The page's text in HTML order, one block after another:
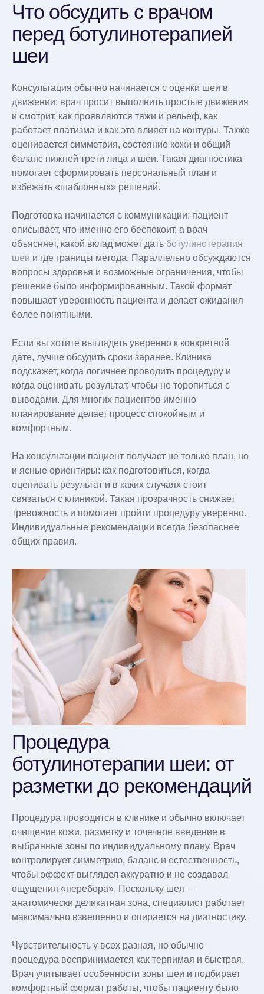
Что обсудить с врачом
перед ботулинотерапией
шеи
Консультация обычно начинается с оценки шеи в
движении: врач просит выполнить простые движения
и смотрит, как проявляются тяжи и рельеф, как
работает платизма и как это влияет на контуры. Также
оценивается симметрия, состояние кожи и общий
баланс нижней трети лица и шеи. Такая диагностика
помогает сформировать персональный план и
избежать «шаблонных» решений.
Подготовка начинается с коммуникации: пациент
описывает, что именно его беспокоит, а врач
объясняет, какой вклад может дать ботулинотерапия
шеи и где границы метода. Параллельно обсуждаются
вопросы здоровья и возможные ограничения, чтобы
решение было информированным. Такой формат
повышает уверенность пациента и делает ожидания
более понятными.
Если вы хотите выглядеть уверенно к конкретной
дате, лучше обсудить сроки заранее. Клиника
подскажет, когда логичнее проводить процедуру и
когда оценивать результат, чтобы не торопиться с
выводами. Для многих пациентов именно
планирование делает процесс спокойным и
комфортным.
На консультации пациент получает не только план, но
и ясные ориентиры: как подготовиться, когда
оценивать результат и в каких случаях стоит
связаться с клиникой. Такая прозрачность снижает
тревожность и помогает пройти процедуру уверенно.
Индивидуальные рекомендации всегда безопаснее
общих правил.
Процедура
ботулинотерапии шеи: от
разметки до рекомендаций
Процедура проводится в клинике и обычно включает
очищение кожи, разметку и точечное введение в
выбранные зоны по индивидуальному плану. Врач
контролирует симметрию, баланс и естественность,
чтобы эффект выглядел аккуратно и не создавал
ощущения «перебора». Поскольку шея —
анатомически деликатная зона, специалист работает
максимально взвешенно и опирается на диагностику.
Чувствительность у всех разная, но обычно
процедура воспринимается как терпимая и быстрая.
Врач учитывает особенности зоны шеи и подбирает
комфортный формат работы, чтобы пациенту было